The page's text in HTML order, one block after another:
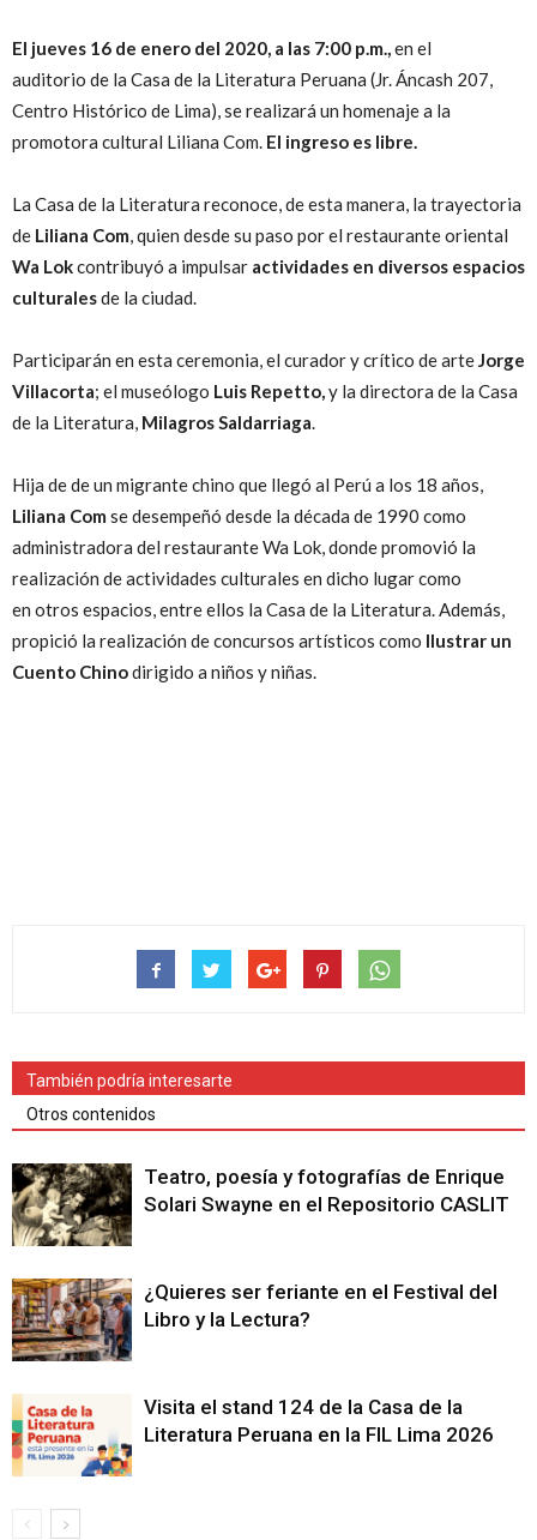
El jueves 16 de enero del 2020, a las 7:00 p.m.,en el
auditorio de la Casa de la Literatura Peruana (Jr. Áncash 207,
Centro Histórico de Lima), se realizará un homenaje a la
promotora cultural Liliana Com. El ingreso es libre.
La Casa de la Literatura reconoce, de esta manera, la trayectoria
de Liliana Com, quien desde su paso por el restaurante oriental
Wa Lokcontribuyó a impulsar actividades en diversos espacios
culturalesde la ciudad.
Participarán en esta ceremonia, el curador y crítico de arteJorge
Villacorta; el museólogo Luis Repetto,y la directora de la Casa
de la Literatura, Milagros Saldarriaga.
Hija de de un migrante chino que llegó al Perú a los 18 años,
Liliana Com se desempeñó desde la década de 1990 como
administradora del restaurante Wa Lok, donde promovió la
realización de actividades culturales en dicho lugar como
en otros espacios, entre ellos la Casa de la Literatura. Además,
propició la realización de concursos artísticos como Ilustrar un
Cuento Chinodirigido a niños y niñas.
También podría interesarte
Otros contenidos
Teatro, poesía y fotografías de Enrique
Solari Swayne en el Repositorio CASLIT
¿Quieres ser feriante en el Festival del
Libro y la Lectura?
Visita el stand 124 de la Casa de la
Literatura Peruana en la FIL Lima 2026